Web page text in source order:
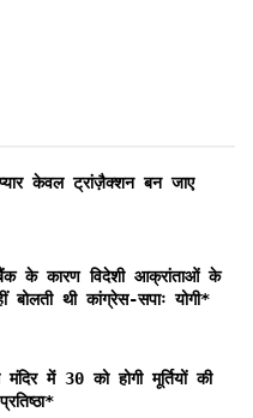
केवल ट्रांज़ैक्शन बन जाए
के कारण विदेशी आक्रांताओं के
थी कांग्रेस-सपाः योगी*
मंदिर में 30 को होगी मूर्तियों की